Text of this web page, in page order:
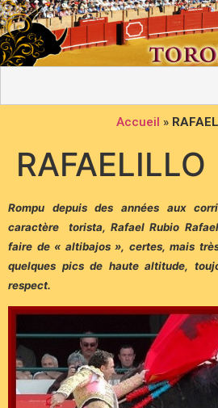
Accueil »
RAFAELILLO
Rompu depuis des années aux
caractère torista, Rafael Rubio
faire de « altibajos », certes, mais
quelques pics de haute altitude,
respect.